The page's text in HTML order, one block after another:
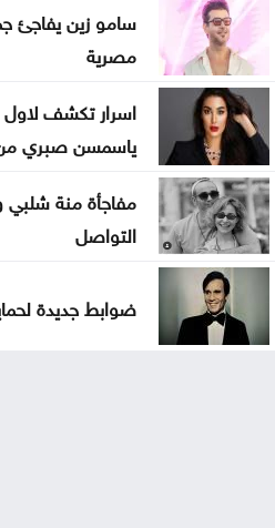
سامو زين يفاجئ
مصرية
اسرار تكشف
ياسمسن صبري
مفاجأة منة شلبي
التواصل
ضوابط جديدة